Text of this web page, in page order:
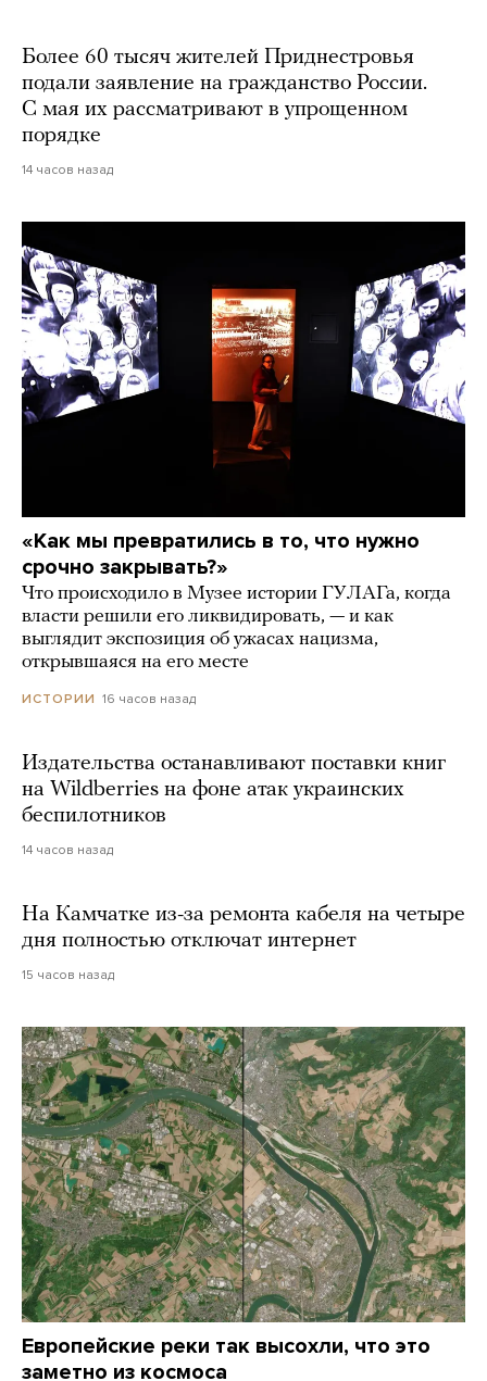
Более 60 тысяч жителей Приднестровья
подали заявление на гражданство России.
С мая их рассматривают в упрощенном
порядке
14 часов назад
«Как мы превратились в то, что нужно
срочно закрывать?»
Что происходило в Музее истории ГУЛАГа, когда
власти решили его ликвидировать, — и как
выглядит экспозиция об ужасах нацизма,
открывшаяся на его месте
ИСТОРИИ 16 часов назад
Издательства останавливают поставки книг
на Wildberries на фоне атак украинских
беспилотников
14 часов назад
На Камчатке из-за ремонта кабеля на четыре
дня полностью отключат интернет
15 часов назад
Европейские реки так высохли, что это
заметно из космоса